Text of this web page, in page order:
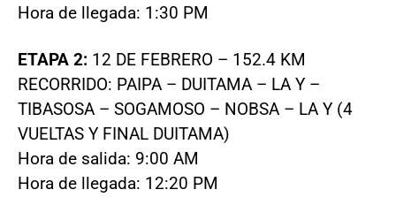
Hora de llegada: 1:30 PM
ETAPA 2: 12 DE FEBRERO – 152.4 KM
RECORRIDO: PAIPA – DUITAMA – LA Y –
TIBASOSA – SOGAMOSO – NOBSA – LA Y (4
VUELTAS Y FINAL DUITAMA)
Hora de salida: 9:00 AM
Hora de llegada: 12:20 PM